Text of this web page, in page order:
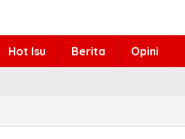
Hot Isu Berita Opini
Komisi